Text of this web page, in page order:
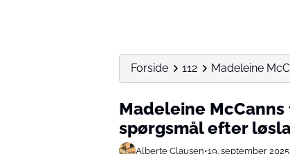
Forside 112 Madeleine
Madeleine
spørgsmål efter
Alberte Clausen•19. september 2025